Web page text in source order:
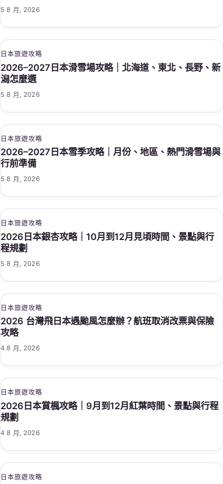
5 8 月, 2026
日本旅遊攻略
2026–2027日本滑雪場攻略｜北海道、東北、長野、新
潟怎麼選
5 8 月, 2026
日本旅遊攻略
2026–2027日本雪季攻略｜月份、地區、熱門滑雪場與
行前準備
5 8 月, 2026
日本旅遊攻略
2026日本銀杏攻略｜10月到12月見頃時間、景點與行
程規劃
5 8 月, 2026
日本旅遊攻略
2026 台灣飛日本遇颱風怎麼辦？航班取消改票與保險
攻略
4 8 月, 2026
日本旅遊攻略
2026日本賞楓攻略｜9月到12月紅葉時間、景點與行程
規劃
4 8 月, 2026
日本旅遊攻略